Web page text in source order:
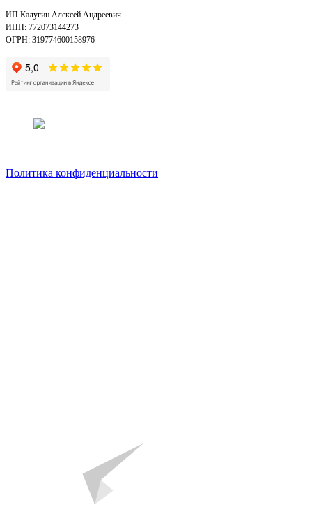
ИП Калугин Алексей Андреевич
ИНН: 772073144273
ОГРН: 319774600158976
Политика конфиденциальности